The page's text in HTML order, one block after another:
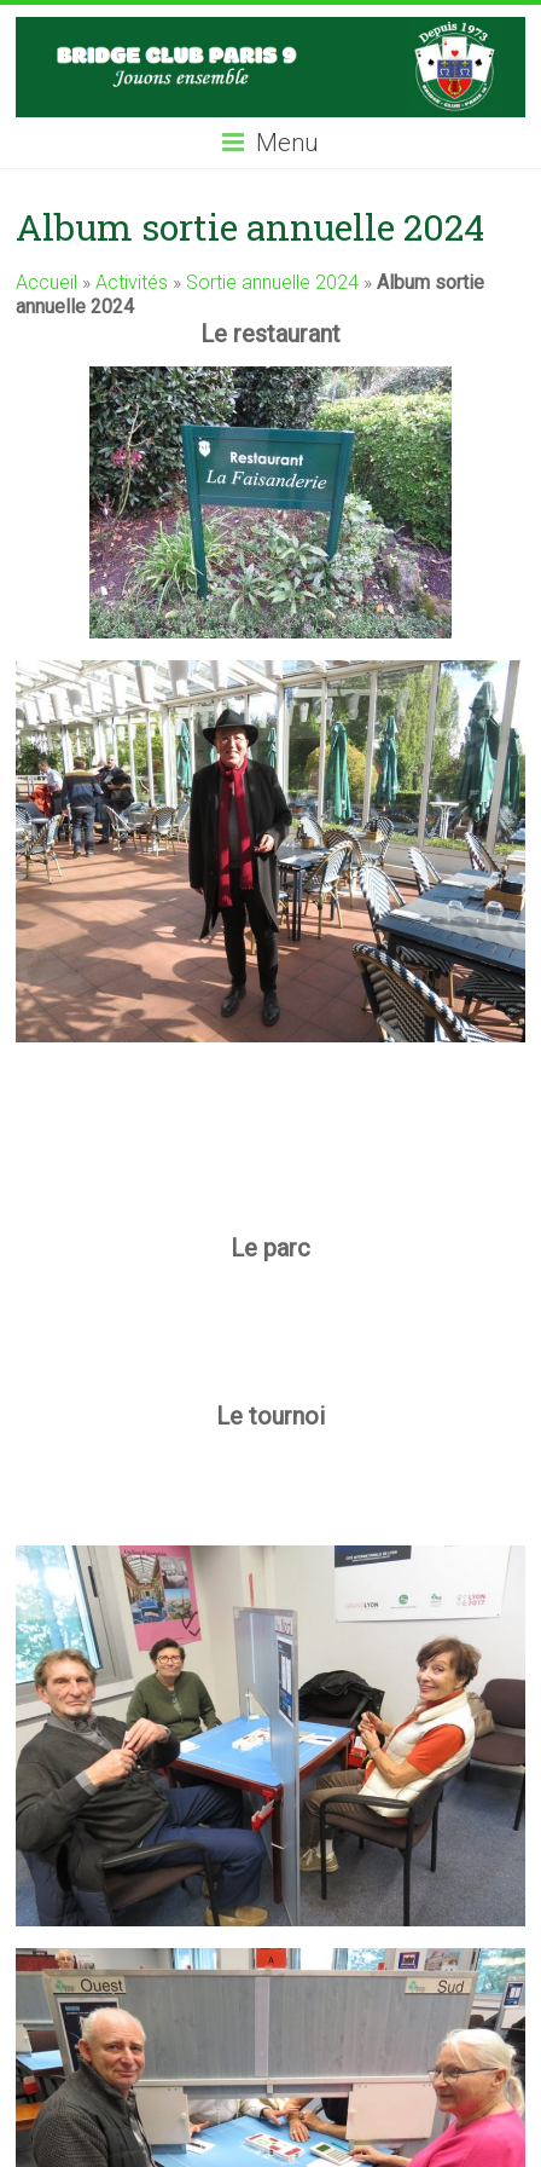
Skip
contentBC9
Club
Menu
Album sortie annuelle 2024
Accueil »Activités » Sortie annuelle 2024 »Album sortie
annuelle 2024
Le restaurant
Le parc
Le tournoi